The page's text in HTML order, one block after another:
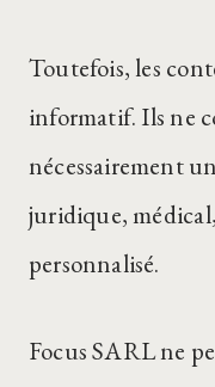
Toutefois, les
informatif. Ils ne
nécessairement
juridique,
personnalisé.
Focus SARL ne